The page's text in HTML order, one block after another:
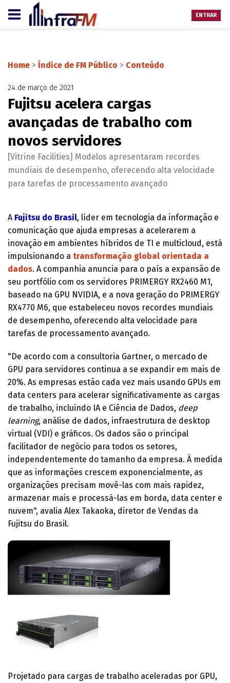
ENTRAR
Home > Índice de FM Público > Conteúdo
24 de março de 2021
Fujitsu acelera cargas
avançadas de trabalho com
novos servidores
[Vitrine Facilities] Modelos apresentaram recordes
mundiais de desempenho, oferecendo alta velocidade
para tarefas de processamento avançado
A Fujitsu do Brasil, líder em tecnologia da informação e
comunicação que ajuda empresas a acelerarem a
inovação em ambientes híbridos de TI e multicloud, está
impulsionando a transformação global orientada a
dados. A companhia anuncia para o país a expansão de
seu portfólio com os servidores PRIMERGY RX2460 M1,
baseado na GPU NVIDIA, e a nova geração do PRIMERGY
RX4770 M6, que estabeleceu novos recordes mundiais
de desempenho, oferecendo alta velocidade para
tarefas de processamento avançado.
"De acordo com a consultoria Gartner, o mercado de
GPU para servidores continua a se expandir em mais de
20%. As empresas estão cada vez mais usando GPUs em
data centers para acelerar significativamente as cargas
de trabalho, incluindo IA e Ciência de Dados, deep
learning, análise de dados, infraestrutura de desktop
virtual (VDI) e gráficos. Os dados são o principal
facilitador de negócio para todos os setores,
independentemente do tamanho da empresa. À medida
que as informações crescem exponencialmente, as
organizações precisam movê-las com mais rapidez,
armazenar mais e processá-las em borda, data center e
nuvem", avalia Alex Takaoka, diretor de Vendas da
Fujitsu do Brasil.
Projetado para cargas de trabalho aceleradas por GPU,